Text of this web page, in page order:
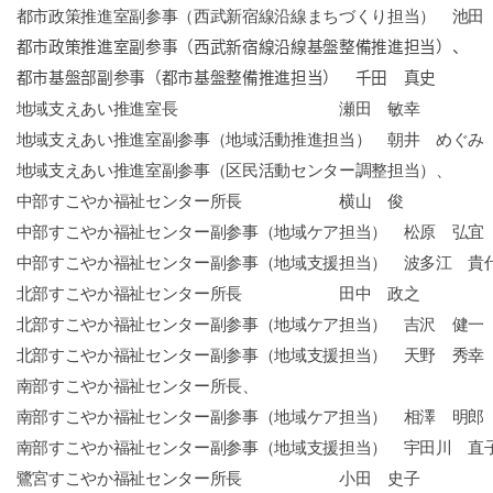
都市政策推進室副参事（西武新宿線沿線まちづくり担当） 池
都市政策推進室副参事（西武新宿線沿線基盤整備推進担当）、
都市基盤部副参事（都市基盤整備推進担当） 千田 真史
地域支えあい推進室長 瀬田 敏幸
地域支えあい推進室副参事（地域活動推進担当） 朝井 めぐみ
地域支えあい推進室副参事（区民活動センター調整担当）、
中部すこやか福祉センター所長 横山 俊
中部すこやか福祉センター副参事（地域ケア担当） 松原 弘宜
中部すこやか福祉センター副参事（地域支援担当） 波多江 貴
北部すこやか福祉センター所長 田中 政之
北部すこやか福祉センター副参事（地域ケア担当） 吉沢 健一
北部すこやか福祉センター副参事（地域支援担当） 天野 秀幸
南部すこやか福祉センター所長、
南部すこやか福祉センター副参事（地域ケア担当） 相澤 明郎
南部すこやか福祉センター副参事（地域支援担当） 宇田川 直
鷺宮すこやか福祉センター所長 小田 史子